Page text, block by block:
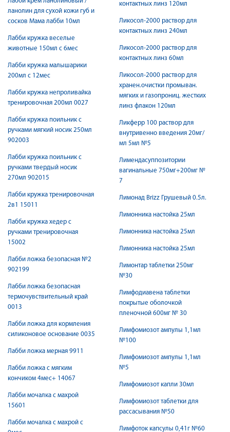
ланолин для сухой кожи губ и
сосков Мама лабби 10мл
Лабби кружка веселые
животные 150мл с 6мес
Лабби кружка малышарики
200мл с 12мес
Лабби кружка непроливайка
тренировочная 200мл 0027
Лабби кружка поильник с
ручками мягкий носик 250мл
902003
Лабби кружка поильник с
ручками твердый носик
270мл 902015
Лабби кружка тренировочная
2в1 15011
Лабби кружка хедер с
ручками тренировочная
15002
Лабби ложка безопасная №2
902199
Лабби ложка безопасная
термочувствительный край
0013
Лабби ложка для кормления
силиконовое основание 0035
Лабби ложка мерная 9911
Лабби ложка с мягким
кончиком 4мес+ 14067
Лабби мочалка с махрой
15601
Лабби мочалка с махрой с
контактных линз 120мл
Ликосол-2000 раствор для
контактных линз 240мл
Ликосол-2000 раствор для
контактных линз 60мл
Ликосол-2000 раствор для
хранен.очистки промыван.
мягких и газопрониц. жестких
линз флакон 120мл
Ликферр 100 раствор для
внутривенно введения 20мг/
мл 5мл №5
Лимендасуппозитории
вагинальные 750мг+200мг №
7
Лимонад Brizz Грушевый 0.5л.
Лимонника настойка 25мл
Лимонника настойка 25мл
Лимонника настойка 25мл
Лимонтар таблетки 250мг
№30
Лимфодиавена таблетки
покрытые оболочкой
пленочной 600мг № 30
Лимфомиозот ампулы 1,1мл
№100
Лимфомиозот ампулы 1,1мл
№5
Лимфомиозот капли 30мл
Лимфомиозот таблетки для
рассасывания №50
Лимфоток капсулы 0,41г №60